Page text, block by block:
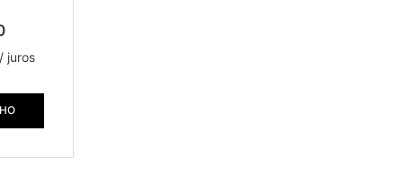
juros